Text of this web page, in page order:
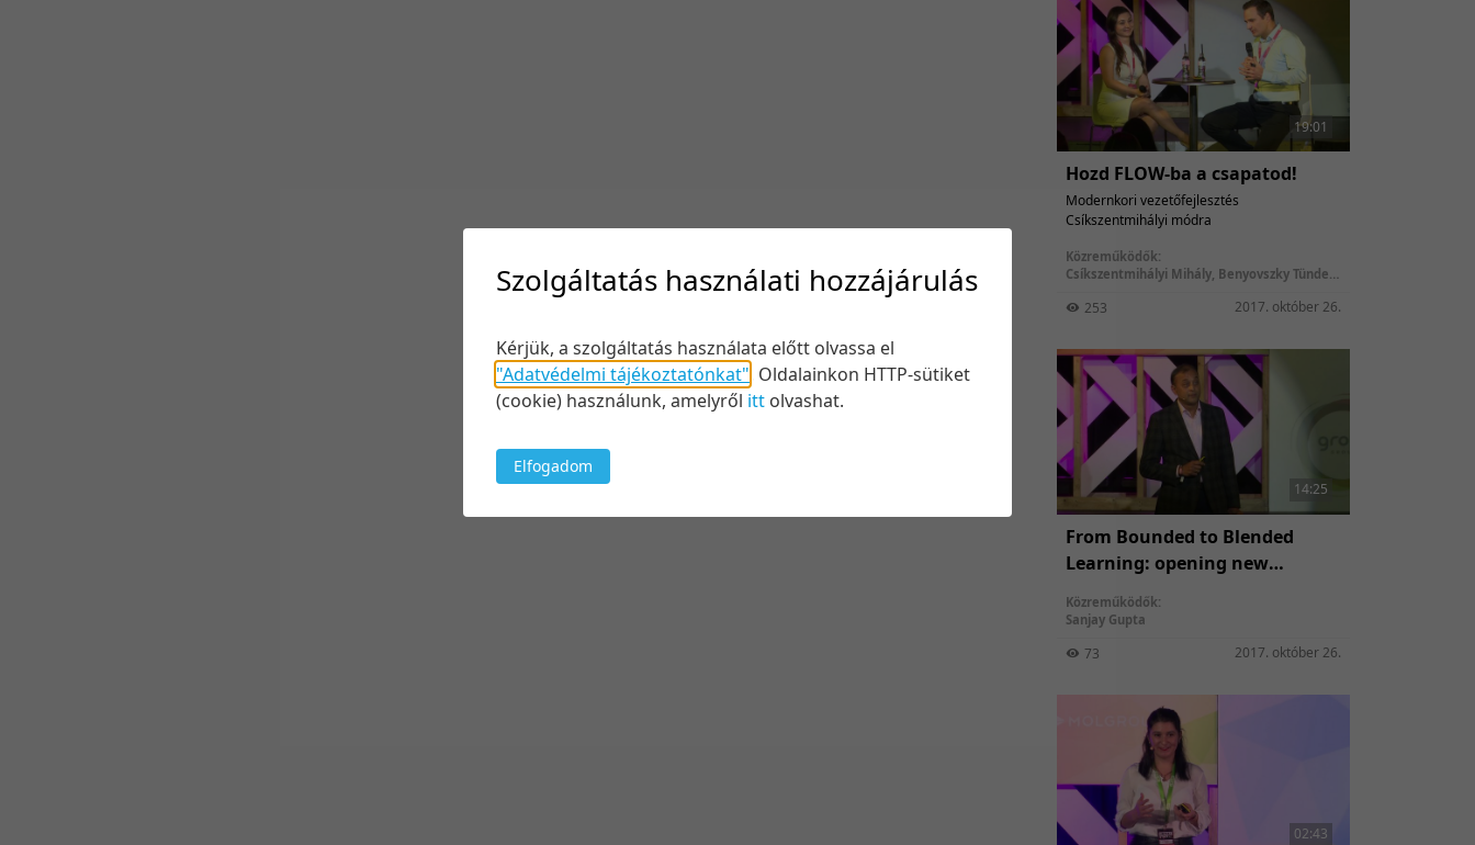
19:01
Hozd FLOW-ba a csapatod!
Modernkori vezetőfejlesztés
Csíkszentmihályi módra
Közreműködők:
Csíkszentmihályi Mihály, Benyovszky Tünde,
253 2017. október 26.
14:25
From Bounded to Blended
Learning: opening new
Közreműködők:
Sanjay Gupta
73 2017. október 26.
02:43
Szolgáltatás használati hozzájárulás
Kérjük, a szolgáltatás használata előtt olvassa el
"Adatvédelmi tájékoztatónkat" Oldalainkon HTTP-sütiket
(cookie) használunk, amelyről itt olvashat.
Elfogadom